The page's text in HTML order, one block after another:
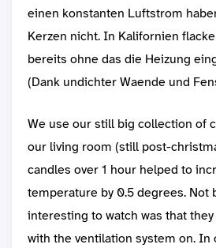
einen konstanten Luftstrom
Kerzen nicht. In Kalifornien
bereits ohne das die Heizung
(Dank undichter Waende und
We use our still big collection of
our living room (still post-
candles over 1 hour helped to
temperature by 0.5 degrees. Not
interesting to watch was that they
with the ventilation system on. In